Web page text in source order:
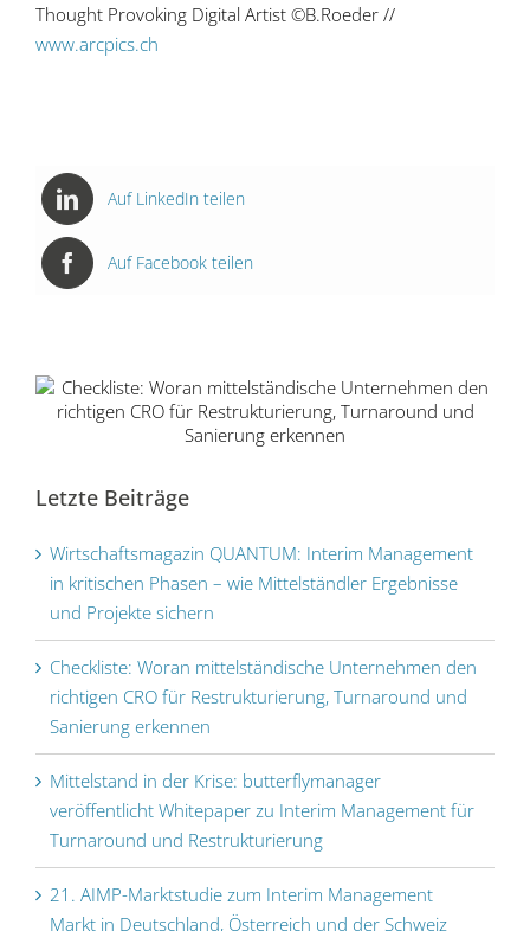
Thought Provoking Digital Artist ©B.Roeder //
www.arcpics.ch
Auf LinkedIn teilen
Auf Facebook teilen
Unternehmen den richtigen CRO für
Sanierung erkennen
Letzte Beiträge
Wirtschaftsmagazin QUANTUM: Interim Management
in kritischen Phasen – wie Mittelständler Ergebnisse
und Projekte sichern
Checkliste: Woran mittelständische Unternehmen den
richtigen CRO für Restrukturierung, Turnaround und
Sanierung erkennen
Mittelstand in der Krise: butterflymanager
veröffentlicht Whitepaper zu Interim Management für
Turnaround und Restrukturierung
21. AIMP-Marktstudie zum Interim Management
Markt in Deutschland, Österreich und der Schweiz